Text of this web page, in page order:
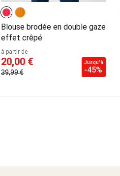
Blouse brodée en double gaze
effet crêpé
à partir de
20,00 €
39,99 €
Jusqu'à
-45%